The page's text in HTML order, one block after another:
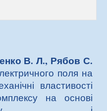
В. Л., Рябов С.
поля на
властивості
на основі